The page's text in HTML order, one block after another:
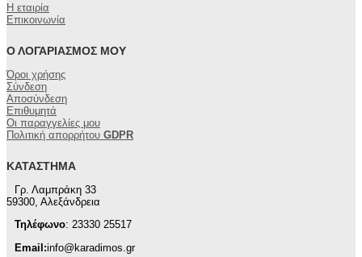
Η εταιρία
Επικοινωνία
Ο ΛΟΓΑΡΙΑΣΜΌΣ ΜΟΥ
Όροι χρήσης
Σύνδεση
Αποσύνδεση
Επιθυμητά
Οι παραγγελίες μου
Πολιτική απορρήτου GDPR
ΚΑΤΆΣΤΗΜΑ
Γρ. Λαμπράκη 33
59300, Αλεξάνδρεια
Τηλέφωνο: 23330 25517
Email:info@karadimos.gr